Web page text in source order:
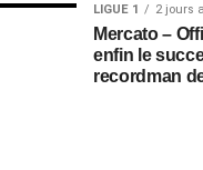
LIGUE 1 2 jours
Mercato –
enfin le
recordman